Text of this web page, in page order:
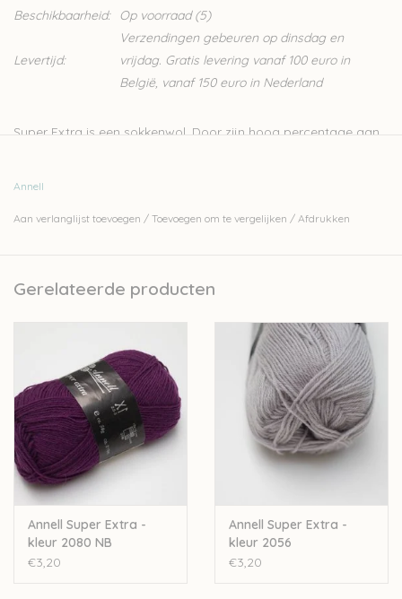
Beschikbaarheid: Op voorraad(5)
Levertijd:
Verzendingen gebeuren op dinsdag en
vrijdag. Gratis levering vanaf 100 euro in
België, vanaf 150 euro in Nederland
Super Extra is een sokkenwol. Door zijn hoog percentage aan
van pulls of andere brei- en haakprojecten.
75%wol - 25%polyamide
Let op: de kleur op beeld kan afwijken van de werkelijke kleur.
Wil je meer wol bestellen dan er momenteel bij ons op
voorraad is? Stuur een mailtje naar
Lien@Wolder.be. Annell is
een Belgisch bedrijf, waardoor we makkelijk wol kunnen
bijbestellen op vraag.
Annell
Aan verlanglijst toevoegen / Toevoegen om te vergelijken / Afdrukken
Gerelateerde producten
Annell Super Extra -
kleur 2080 NB
€3,20
Annell Super Extra -
kleur 2056
€3,20